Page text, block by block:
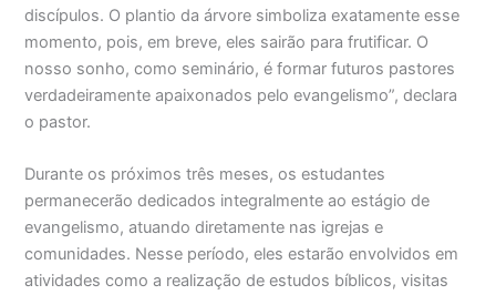
discípulos. O plantio da árvore simboliza exatamente esse
momento, pois, em breve, eles sairão para frutificar. O
nosso sonho, como seminário, é formar futuros pastores
verdadeiramente apaixonados pelo evangelismo”, declara
o pastor.
Durante os próximos três meses, os estudantes
permanecerão dedicados integralmente ao estágio de
evangelismo, atuando diretamente nas igrejas e
comunidades. Nesse período, eles estarão envolvidos em
atividades como a realização de estudos bíblicos, visitas